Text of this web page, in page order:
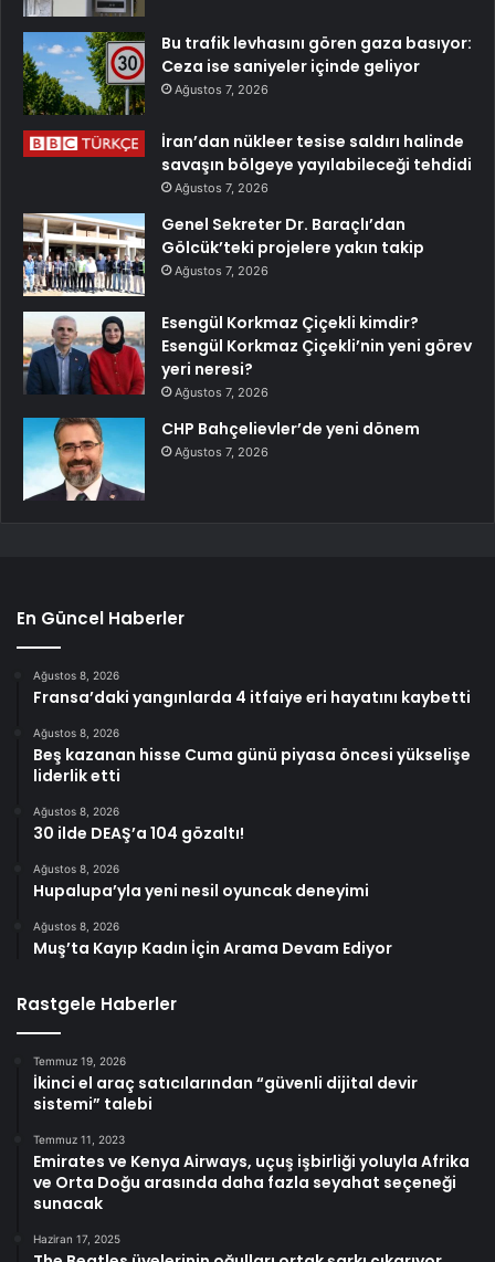
Bu trafik levhasını gören gaza basıyor:
Ceza ise saniyeler içinde geliyor
Ağustos 7, 2026
İran’dan nükleer tesise saldırı halinde
savaşın bölgeye yayılabileceği tehdidi
Ağustos 7, 2026
Genel Sekreter Dr. Baraçlı’dan
Gölcük’teki projelere yakın takip
Ağustos 7, 2026
Esengül Korkmaz Çiçekli kimdir?
Esengül Korkmaz Çiçekli’nin yeni görev
yeri neresi?
Ağustos 7, 2026
CHP Bahçelievler’de yeni dönem
Ağustos 7, 2026
En Güncel Haberler
Ağustos 8, 2026
Fransa’daki yangınlarda 4 itfaiye eri hayatını kaybetti
Ağustos 8, 2026
Beş kazanan hisse Cuma günü piyasa öncesi yükselişe
liderlik etti
Ağustos 8, 2026
30 ilde DEAŞ’a 104 gözaltı!
Ağustos 8, 2026
Hupalupa’yla yeni nesil oyuncak deneyimi
Ağustos 8, 2026
Muş’ta Kayıp Kadın İçin Arama Devam Ediyor
Rastgele Haberler
Temmuz 19, 2026
İkinci el araç satıcılarından “güvenli dijital devir
sistemi” talebi
Temmuz 11, 2023
Emirates ve Kenya Airways, uçuş işbirliği yoluyla Afrika
ve Orta Doğu arasında daha fazla seyahat seçeneği
sunacak
Haziran 17, 2025